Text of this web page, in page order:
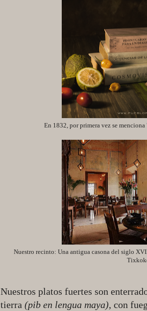
En 1832, por primera vez se
Nuestro recinto: Una antigua casona del siglo
Nuestros platos fuertes son
tierra (pib en lengua maya), con